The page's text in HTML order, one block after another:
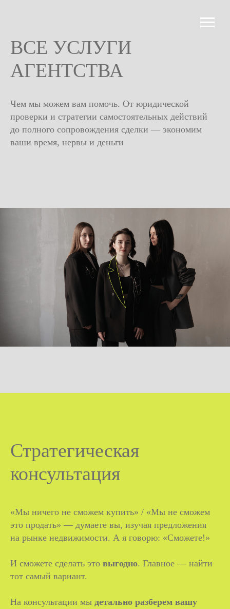
ВСЕ УСЛУГИ
АГЕНТСТВА
Чем мы можем вам помочь. От юридической
проверки и стратегии самостоятельных действий
до полного сопровождения сделки — экономим
ваши время, нервы и деньги
Стратегическая
консультация
«Мы ничего не сможем купить» / «Мы не сможем
это продать» — думаете вы, изучая предложения
на рынке недвижимости. А я говорю: «Сможете!»
И сможете сделать это выгодно. Главное — найти
тот самый вариант.
На консультации мы детально разберем вашу